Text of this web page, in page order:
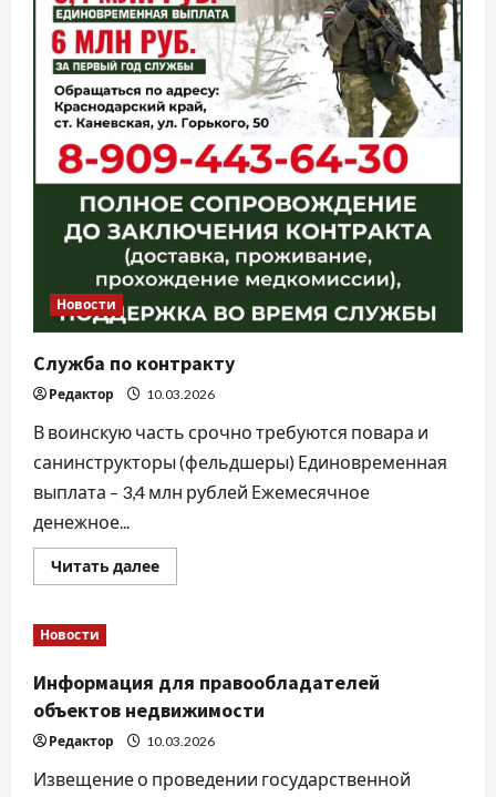
Новости
Служба по контракту
Редактор 10.03.2026
В воинскую часть срочно требуются повара и
санинструкторы (фельдшеры) Единовременная
выплата – 3,4 млн рублей Ежемесячное
денежное...
Читать далееПрочитать
больше
Новости
Информация для правообладателей
объектов недвижимости
Редактор 10.03.2026
Извещение о проведении государственной